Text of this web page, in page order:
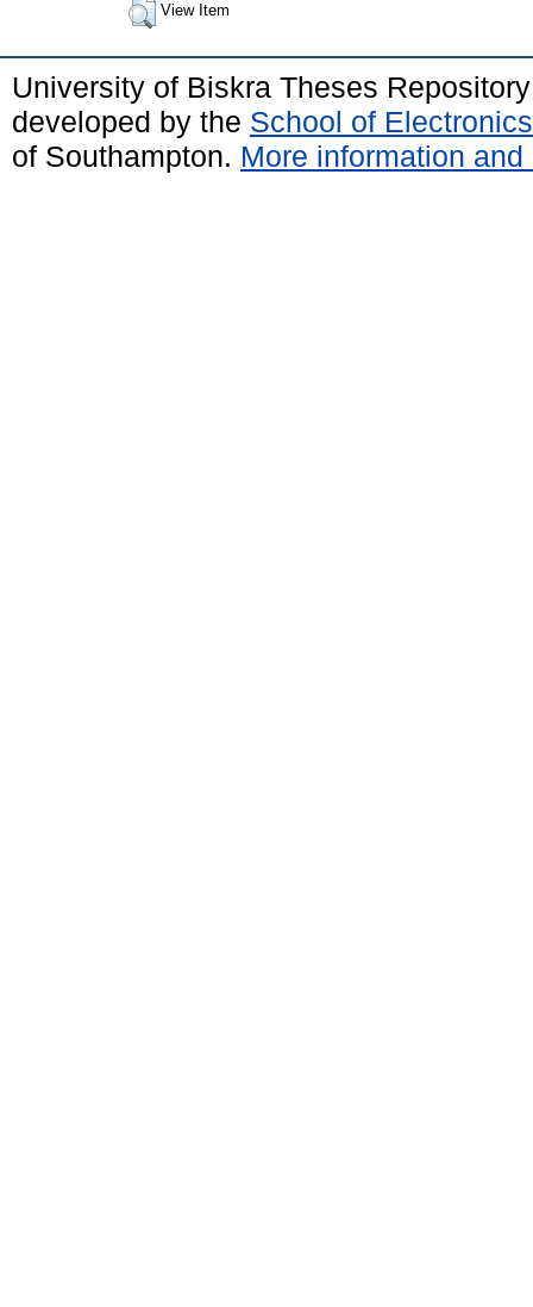
View Item
University of Biskra Theses
developed by the School of
of Southampton. More information